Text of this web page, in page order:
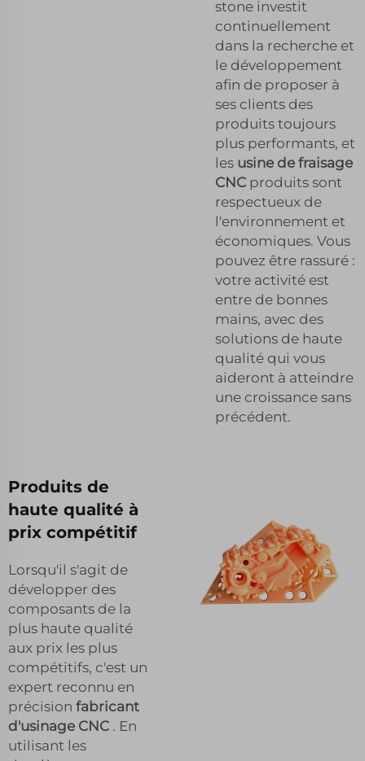
stone investit
continuellement
dans la recherche et
le développement
afin de proposer à
ses clients des
produits toujours
plus performants, et
les usine de fraisage
CNC produits sont
respectueux de
l'environnement et
économiques. Vous
pouvez être rassuré :
votre activité est
entre de bonnes
mains, avec des
solutions de haute
qualité qui vous
aideront à atteindre
une croissance sans
précédent.
Produits de
haute qualité à
prix compétitif
Lorsqu'il s'agit de
développer des
composants de la
plus haute qualité
aux prix les plus
compétitifs, c'est un
expert reconnu en
précision fabricant
d'usinage CNC . En
utilisant les